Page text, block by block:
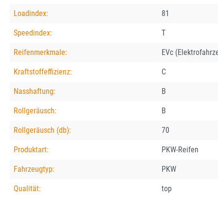
Loadindex: 81
Speedindex: T
Reifenmerkmale: EVc
Kraftstoffeffizienz: C
Nasshaftung: B
Rollgeräusch: B
Rollgeräusch (db): 70
Produktart: PKW-Reifen
Fahrzeugtyp: PKW
Qualität: top